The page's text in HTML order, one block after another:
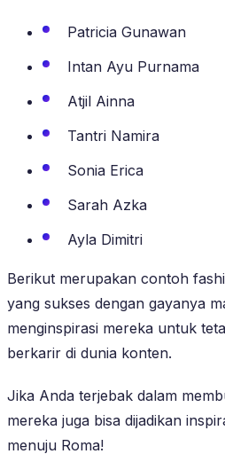
Patricia Gunawan
Intan Ayu Purnama
Atjil Ainna
Tantri Namira
Sonia Erica
Sarah Azka
Ayla Dimitri
Berikut merupakan contoh
yang sukses dengan gayanya
menginspirasi mereka untuk
berkarir di dunia konten.
Jika Anda terjebak dalam
mereka juga bisa dijadikan
menuju Roma!